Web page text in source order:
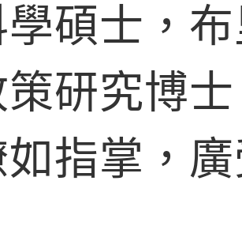
碩士，
策研究博
如指掌，